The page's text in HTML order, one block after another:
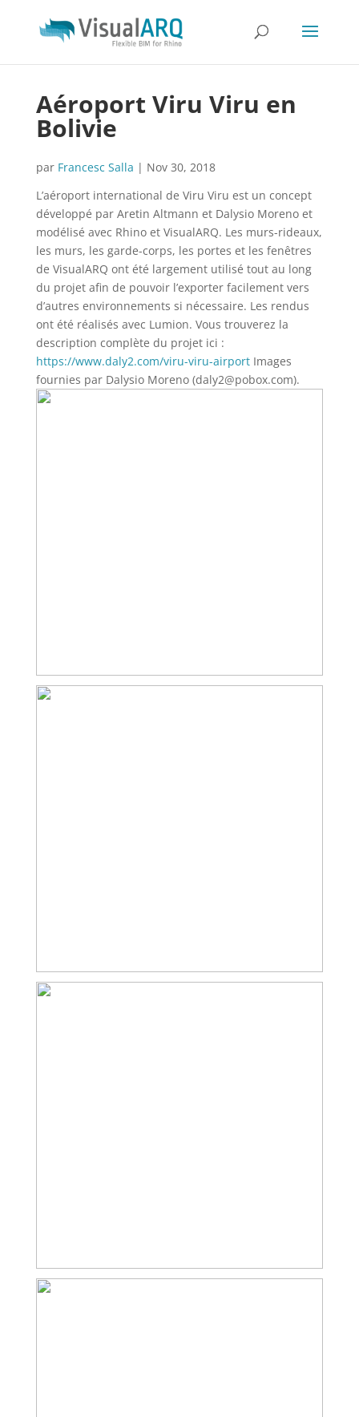
Aéroport Viru Viru en
Bolivie
par Francesc Salla | Nov 30, 2018
L’aéroport international de Viru Viru est un concept
développé par Aretin Altmann et Dalysio Moreno et
modélisé avec Rhino et VisualARQ. Les murs-rideaux,
les murs, les garde-corps, les portes et les fenêtres
de VisualARQ ont été largement utilisé tout au long
du projet afin de pouvoir l’exporter facilement vers
d’autres environnements si nécessaire. Les rendus
ont été réalisés avec Lumion. Vous trouverez la
description complète du projet ici :
https://www.daly2.com/viru-viru-airportImages
fournies par Dalysio Moreno (daly2@pobox.com).